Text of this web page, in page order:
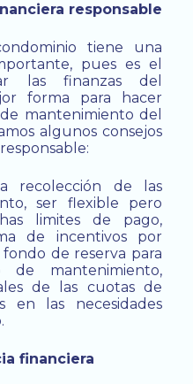
responsable
tiene una
pues es el
las finanzas del
forma para hacer
mantenimiento del
algunos consejos
recolección de las
ser flexible pero
limites de pago,
de incentivos por
de reserva para
de mantenimiento,
de las cuotas de
en las necesidades
financiera